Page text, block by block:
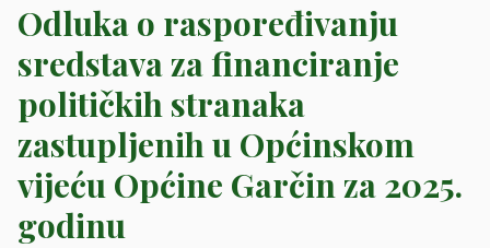
Odluka o raspoređivanju
sredstava za financiranje
političkih stranaka
zastupljenih u Općinskom
vijeću Općine Garčin za 2025.
godinu